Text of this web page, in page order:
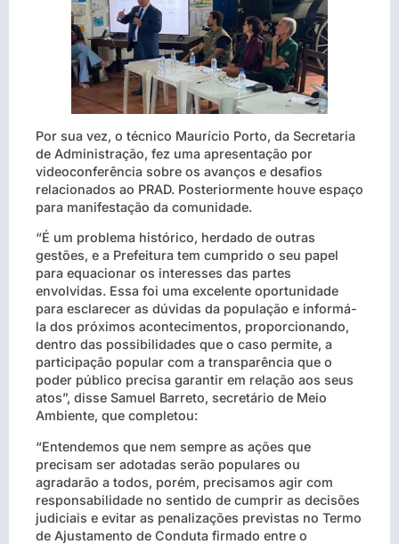
Por sua vez, o técnico Maurício Porto, da Secretaria
de Administração, fez uma apresentação por
videoconferência sobre os avanços e desafios
relacionados ao PRAD. Posteriormente houve espaço
para manifestação da comunidade.
“É um problema histórico, herdado de outras
gestões, e a Prefeitura tem cumprido o seu papel
para equacionar os interesses das partes
envolvidas. Essa foi uma excelente oportunidade
para esclarecer as dúvidas da população e informá-
la dos próximos acontecimentos, proporcionando,
dentro das possibilidades que o caso permite, a
participação popular com a transparência que o
poder público precisa garantir em relação aos seus
atos”, disse Samuel Barreto, secretário de Meio
Ambiente, que completou:
“Entendemos que nem sempre as ações que
precisam ser adotadas serão populares ou
agradarão a todos, porém, precisamos agir com
responsabilidade no sentido de cumprir as decisões
judiciais e evitar as penalizações previstas no Termo
de Ajustamento de Conduta firmado entre o